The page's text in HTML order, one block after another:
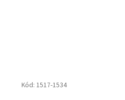
Kód: 1517-1534